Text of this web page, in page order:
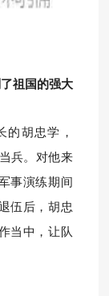
祖国的强大
的胡忠学，
兵。对他来
事演练期间
伍后，胡忠
当中，让队